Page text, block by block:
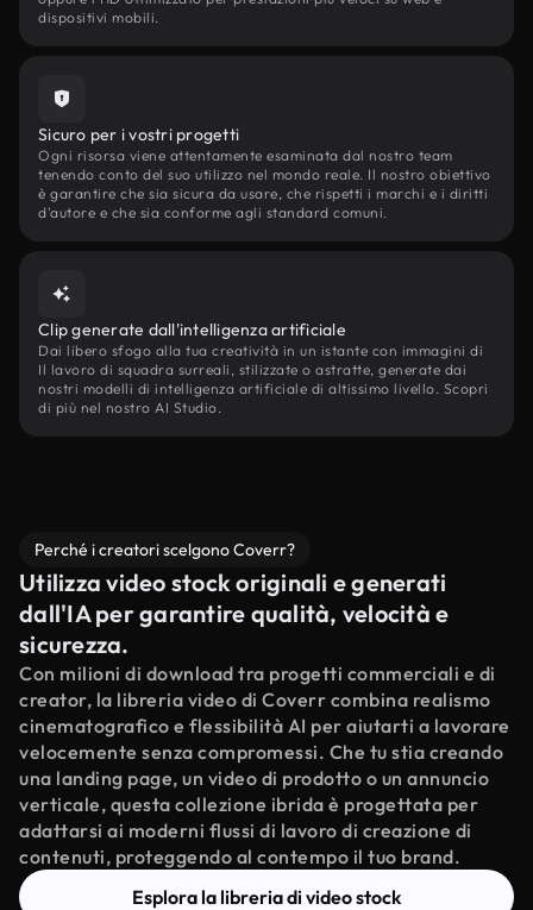
dispositivi mobili.
Sicuro per i vostri progetti
Ogni risorsa viene attentamente esaminata dal nostro team
tenendo conto del suo utilizzo nel mondo reale. Il nostro obiettivo
è garantire che sia sicura da usare, che rispetti i marchi e i diritti
d'autore e che sia conforme agli standard comuni.
Clip generate dall'intelligenza artificiale
Dai libero sfogo alla tua creatività in un istante con immagini di
Il lavoro di squadra surreali, stilizzate o astratte, generate dai
nostri modelli di intelligenza artificiale di altissimo livello. Scopri
di più nel nostro AI Studio.
Perché i creatori scelgono Coverr?
Utilizza video stock originali e generati
dall'IA per garantire qualità, velocità e
sicurezza.
Con milioni di download tra progetti commerciali e di
creator, la libreria video di Coverr combina realismo
cinematografico e flessibilità AI per aiutarti a lavorare
velocemente senza compromessi. Che tu stia creando
una landing page, un video di prodotto o un annuncio
verticale, questa collezione ibrida è progettata per
adattarsi ai moderni flussi di lavoro di creazione di
contenuti, proteggendo al contempo il tuo brand.
Esplora la libreria di video stock